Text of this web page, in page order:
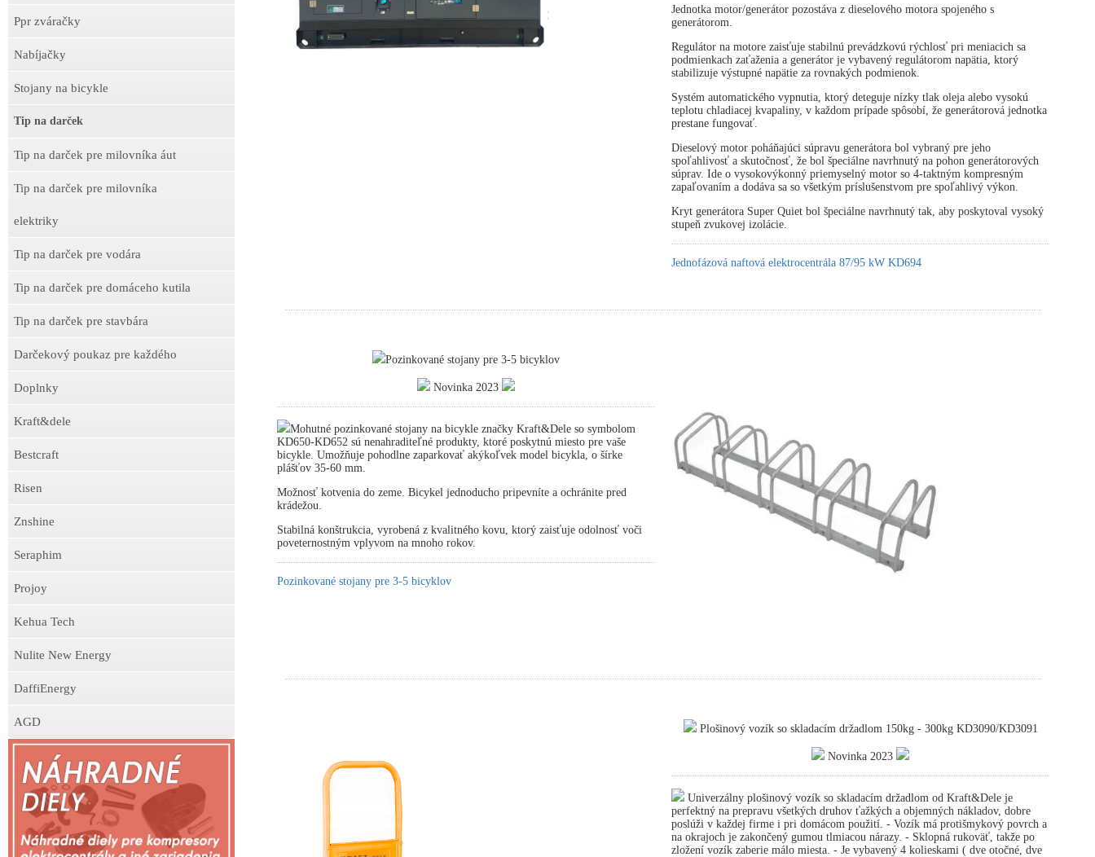
Ppr zváračky
Nabíjačky
Stojany na bicykle
Tip na darček
Tip na darček pre milovníka áut
Tip na darček pre milovníka
elektriky
Tip na darček pre vodára
Tip na darček pre domáceho kutila
Tip na darček pre stavbára
Darčekový poukaz pre každého
Doplnky
Kraft&dele
Bestcraft
Risen
Znshine
Seraphim
Projoy
Kehua Tech
Nulite New Energy
DaffiEnergy
AGD
Jednotka motor/generátor pozostáva z dieselového motora spojeného s
generátorom.
Regulátor na motore zaisťuje stabilnú prevádzkovú rýchlosť pri meniacich sa
podmienkach zaťaženia a generátor je vybavený regulátorom napätia, ktorý
stabilizuje výstupné napätie za rovnakých podmienok.
Systém automatického vypnutia, ktorý deteguje nízky tlak oleja alebo vysokú
teplotu chladiacej kvapaliny, v každom prípade spôsobí, že generátorová jednotka
prestane fungovať.
Dieselový motor poháňajúci súpravu generátora bol vybraný pre jeho
spoľahlivosť a skutočnosť, že bol špeciálne navrhnutý na pohon generátorových
súprav. Ide o vysokovýkonný priemyselný motor so 4-taktným kompresným
zapaľovaním a dodáva sa so všetkým príslušenstvom pre spoľahlivý výkon.
Kryt generátora Super Quiet bol špeciálne navrhnutý tak, aby poskytoval vysoký
stupeň zvukovej izolácie.
Jednofázová naftová elektrocentrála 87/95 kW KD694
Pozinkované stojany pre 3-5 bicyklov
Novinka 2023
Mohutné pozinkované stojany na bicykle značky Kraft&Dele so symbolom
KD650-KD652 sú nenahraditeľné produkty, ktoré poskytnú miesto pre vaše
bicykle. Umožňuje pohodlne zaparkovať akýkoľvek model bicykla, o šírke
plášťov 35-60 mm.
Možnosť kotvenia do zeme. Bicykel jednoducho pripevníte a ochránite pred
krádežou.
Stabilná konštrukcia, vyrobená z kvalitného kovu, ktorý zaisťuje odolnosť voči
poveternostným vplyvom na mnoho rokov.
Pozinkované stojany pre 3-5 bicyklov
Plošinový vozík so skladacím držadlom 150kg - 300kg KD3090/KD3091
Novinka 2023
Univerzálny plošinový vozík so skladacím držadlom od Kraft&Dele je
perfektný na prepravu všetkých druhov ťažkých a objemných nákladov, dobre
poslúži v každej firme i pri domácom použití. - Vozík má protišmykový povrch a
na okrajoch je zakončený gumou tlmiacou nárazy. - Sklopná rukoväť, takže po
zložení vozík zaberie málo miesta. - Je vybavený 4 kolieskami ( dve otočné, dve